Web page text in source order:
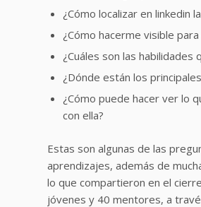
¿Cómo localizar en linkedin
¿Cómo hacerme visible
¿Cuáles son las
¿Dónde están los
¿Cómo puede hacer ver lo
con ella?
Estas son algunas de las
aprendizajes, además de
lo que compartieron en el
jóvenes y 40 mentores, a